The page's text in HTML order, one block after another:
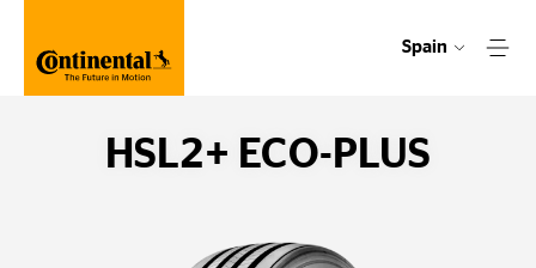
Spain
HSL2+ ECO-PLUS